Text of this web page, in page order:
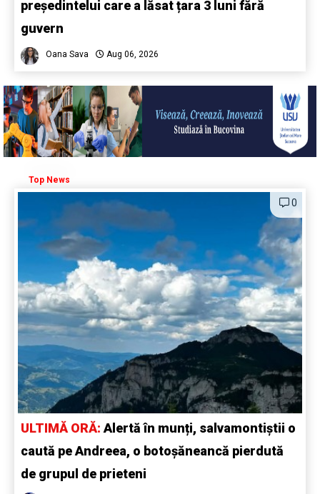
președintelui care a lăsat țara 3 luni fără
guvern
Oana Sava Aug 06, 2026
Top News
0
ULTIMĂ ORĂ:Alertă în munți, salvamontiștii o
caută pe Andreea, o botoșăneancă pierdută
de grupul de prieteni